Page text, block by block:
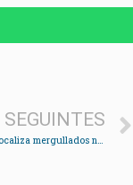
SEGUINTES
A Garda Civil localiza mergullados no peirao 40 detonadores para a pesca con dinamita